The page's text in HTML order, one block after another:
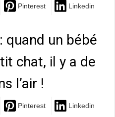
Pinterest Linkedin
quand un bébé
chat, il y a de
l’air !
Pinterest Linkedin